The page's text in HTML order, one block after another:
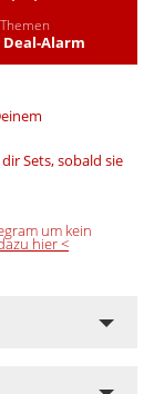
Themen
Deal-Alarm
Sets, sobald sie
um kein
hier <